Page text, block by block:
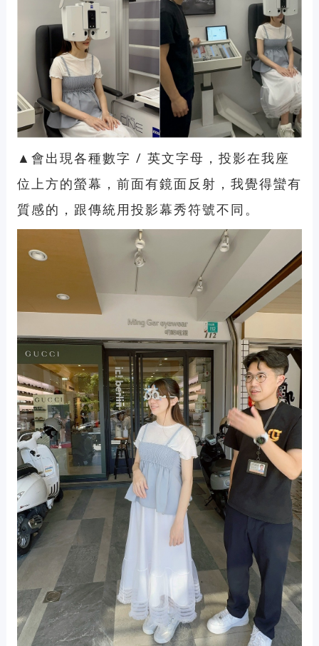
▲會出現各種數字 / 英文字母，投影在我座
位上方的螢幕，前面有鏡面反射，我覺得蠻有
質感的，跟傳統用投影幕秀符號不同。